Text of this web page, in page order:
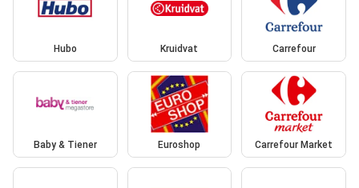
Hubo Kruidvat Carrefour
Baby & Tiener Euroshop Carrefour Market